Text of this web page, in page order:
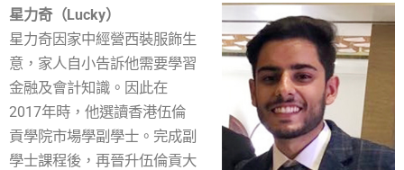
星力奇（Lucky）
星力奇因家中經營西裝服飾生
意，家人自小告訴他需要學習
金融及會計知識。因此在
2017年時，他選讀香港伍倫
貢學院市場學副學士。完成副
學士課程後，再晉升伍倫貢大